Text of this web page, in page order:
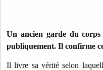
Un ancien garde du
publiquement. Il confirme
Il livre sa vérité selon